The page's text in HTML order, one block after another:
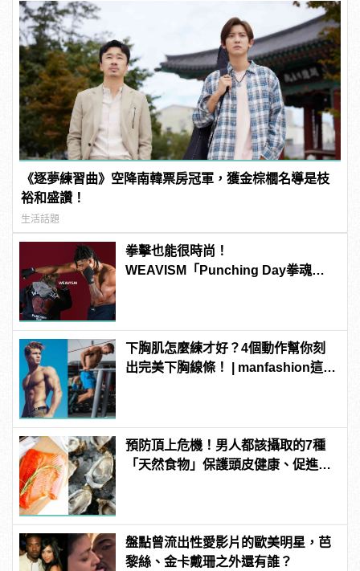
《逐夢練習曲》空降南韓票房冠軍，獲金棕櫚名導是枝
裕和盛讚！
生活話題
拳擊也能很時尚！
WEAVISM「Punching Day拳魂」
下胸肌怎麼練才好？4個動作幫你刻
出完美下胸線條！ | manfashion這樣
預防頂上危機！男人都該攝取的7種
「天然食物」保護頭皮健康、促進生
盤點曾流出性愛影片的歐美明星，芭
黎絲、金卡戴珊之外還有誰？